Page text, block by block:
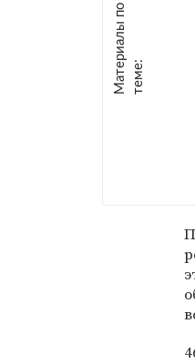
М
а
т е
р
и
а
л
ы
п
о
т
е
м
е :